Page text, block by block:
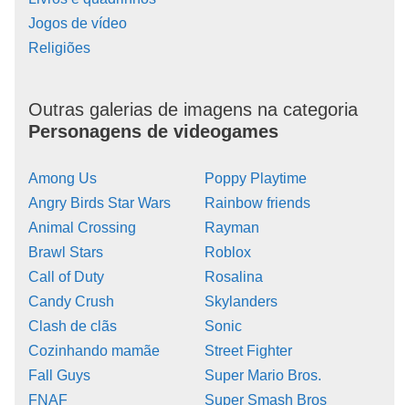
Jogos de vídeo
Religiões
Outras galerias de imagens na categoria
Personagens de videogames
Among Us
Angry Birds Star Wars
Animal Crossing
Brawl Stars
Call of Duty
Candy Crush
Clash de clãs
Cozinhando mamãe
Fall Guys
FNAF
Poppy Playtime
Rainbow friends
Rayman
Roblox
Rosalina
Skylanders
Sonic
Street Fighter
Super Mario Bros.
Super Smash Bros